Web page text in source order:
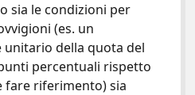
sia le condizioni per
(es. un
della quota del
percentuali rispetto
fare riferimento) sia